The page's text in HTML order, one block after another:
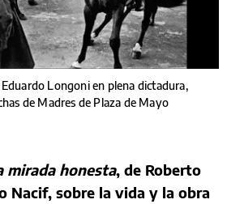
Longoni en plena dictadura,
de Madres de Plaza de Mayo
mirada honesta, de Roberto
Nacif, sobre la vida y la obra